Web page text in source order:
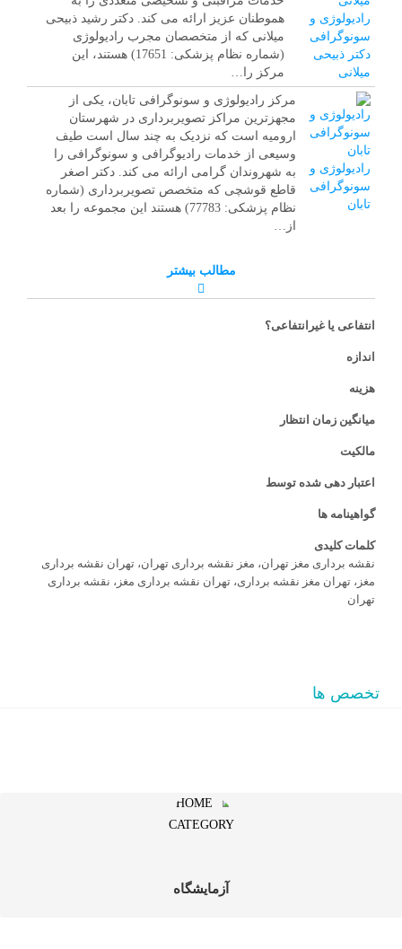
رادیولوژی و
سونوگرافی
دکتر ذبیحی
میلانی
هموطنان عزیز ارائه می کند. دکتر رشید ذبیحی
میلانی که از متخصصان مجرب رادیولوژی
(شماره نظام پزشکی: 17651) هستند، این
مرکز را…
رادیولوژی و
سونوگرافی
تابان
مرکز رادیولوژی و سونوگرافی تابان، یکی از
مجهزترین مراکز تصویربرداری در شهرستان
ارومیه است که نزدیک به چند سال است طیف
وسیعی از خدمات رادیوگرافی و سونوگرافی را
به شهروندان گرامی ارائه می کند. دکتر اصغر
قاطع قوشچی که متخصص تصویربرداری (شماره
نظام پزشکی: 77783) هستند این مجموعه را بعد
از…
مطالب بیشتر
انتفاعی یا غیرانتفاعی؟
اندازه
هزینه
میانگین زمان انتظار
مالکیت
اعتبار دهی شده توسط
گواهینامه ها
کلمات کلیدی
نقشه برداری مغز تهران، مغز نقشه برداری تهران، تهران نقشه برداری
مغز، تهران مغز نقشه برداری، تهران نقشه برداری مغز، نقشه برداری
تهران
تخصص ها
آزمایشگاه